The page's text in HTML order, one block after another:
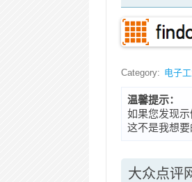
Category: 电子
温馨提示：
如果您发现示
这不是我想要
大众点评